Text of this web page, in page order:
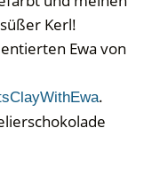
Kerl!
Ewa von
.